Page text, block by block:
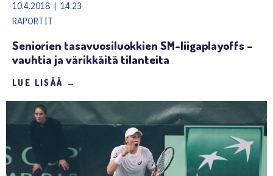
10.4.2018 | 14:23
RAPORTIT
Seniorien tasavuosiluokkien SM-liigaplayoffs –
vauhtia ja värikkäitä tilanteita
LUE LISÄÄ →